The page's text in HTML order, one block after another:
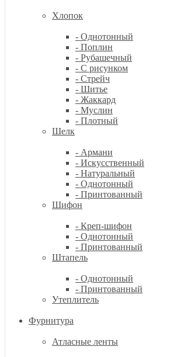
Хлопок
- Однотонный
- Поплин
- Рубашечный
- С рисунком
- Стрейч
- Шитье
- Жаккард
- Муслин
- Плотный
Шелк
- Армани
- Искусственный
- Натуральный
- Однотонный
- Принтованный
Шифон
- Креп-шифон
- Однотонный
- Принтованный
Штапель
- Однотонный
- Принтованный
Утеплитель
Фурнитура
Атласные ленты